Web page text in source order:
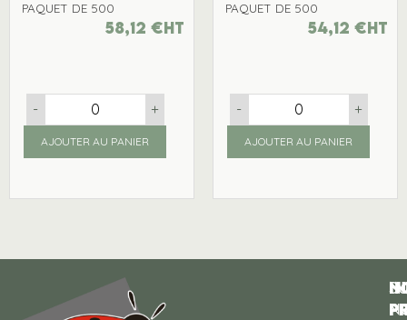
PAQUET DE 500
58,12€ht
- +
AJOUTER AU PANIER
PAQUET DE 500
54,12€ht
- +
AJOUTER AU PANIER